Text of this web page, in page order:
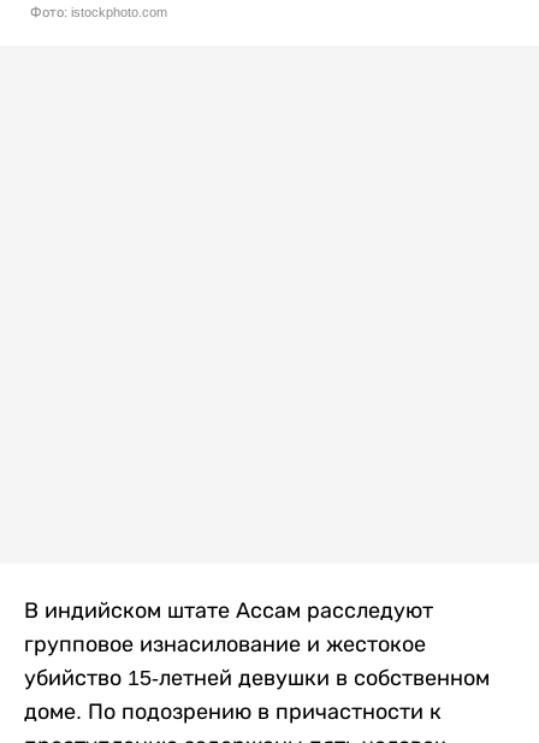
Фото: istockphoto.com
В индийском штате Ассам расследуют
групповое изнасилование и жестокое
убийство 15-летней девушки в собственном
доме. По подозрению в причастности к